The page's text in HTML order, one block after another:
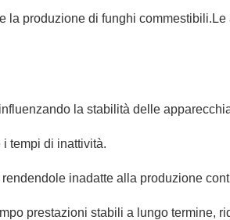
produzione di funghi
la stabilità delle
tempi di inattività.
inadatte alla produzione
prestazioni stabili a lungo termine,